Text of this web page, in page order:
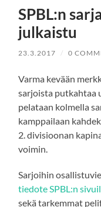
SPBL:n
julkaistu
23.3.2017 / 0
Varma kevään
sarjoista putkahtaa
pelataan kolmella
kamppailaan
2. divisioonan
voimin.
Sarjoihin
tiedote SPBL:n
sekä tarkemmat